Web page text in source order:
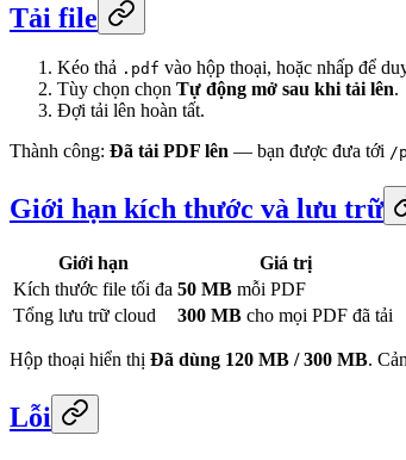
Tải file
Kéo thả .pdf vào hộp thoại, hoặc nhấp để
Tùy chọn chọn Tự động mở sau khi tải lên.
Đợi tải lên hoàn tất.
Thành công: Đã tải PDF lên — bạn được đưa tới /
Giới hạn kích thước và lưu trữ
Giới hạn
Giá trị
Kích thước file tối đa 50 MB mỗi PDF
Tổng lưu trữ cloud
300 MB cho mọi PDF đã tải
Hộp thoại hiển thị Đã dùng 120 MB / 300 MB.
Lỗi